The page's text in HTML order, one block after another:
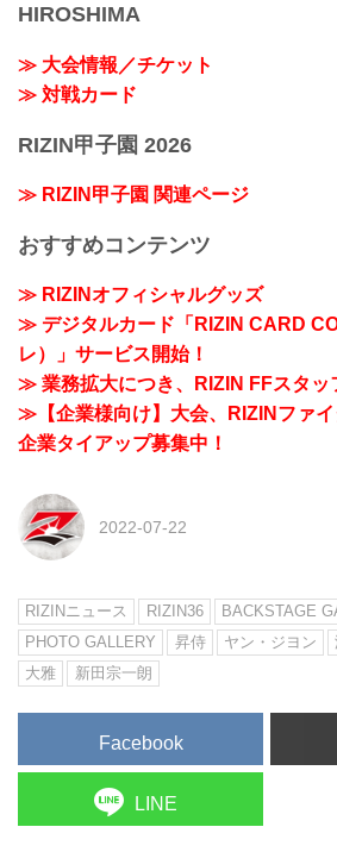
HIROSHIMA
≫ 大会情報／チケット
≫ 対戦カード
RIZIN甲子園 2026
≫ RIZIN甲子園 関連ページ
おすすめコンテンツ
≫ RIZINオフィシャルグッズ
≫ デジタルカード「RIZIN CARD
レ）」サービス開始！
≫ 業務拡大につき、RIZIN FFスタッ
≫【企業様向け】大会、RIZINファ
企業タイアップ募集中！
2022-07-22
RIZINニュース RIZIN36
BACKSTAGE
PHOTO GALLERY
昇侍 ヤン・ジヨン
大雅
新田宗一朗
Facebook
LINE